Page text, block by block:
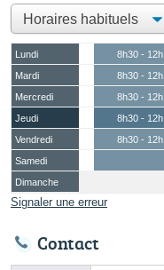
Lundi 8h30 - 12h
Mardi
8h30 - 12h
Mercredi
8h30 - 12h
Jeudi
8h30 - 12h
Vendredi
8h30 - 12h
Samedi
Dimanche
Signaler une erreur
Contact